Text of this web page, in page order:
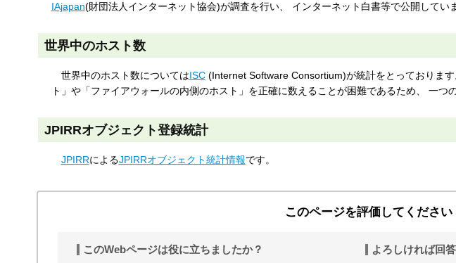
IAjapan(財団法人インターネット協会)が調査を行い、 インターネット白書等で公開してい
世界中のホスト数
世界中のホスト数についてはISC(Internet Software Consortium)が統計をとっておりま
ト」や「ファイアウォールの内側のホスト」を正確に数えることが困難であるため、 一つ
JPIRRオブジェクト登録統計
JPIRRによるJPIRRオブジェクト統計情報です。
このページを評価してください
このWebページは役に立ちましたか？ よろしければ回